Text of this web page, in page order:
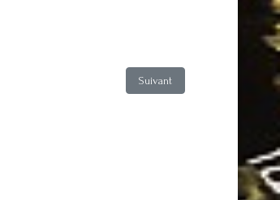
Article suivant : Couverture 5-4
Suivant